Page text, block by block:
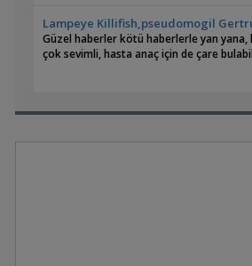
Lampeye Killifish,pseudomogil
Güzel haberler kötü haberlerle yan yana,
çok sevimli, hasta anaç için de çare